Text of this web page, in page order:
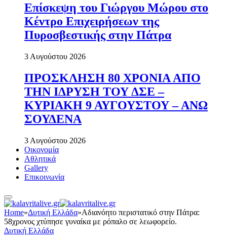
Επίσκεψη του Γιώργου Μώρου στο
Κέντρο Επιχειρήσεων της
Πυροσβεστικής στην Πάτρα
3 Αυγούστου 2026
ΠΡΟΣΚΛΗΣΗ 80 ΧΡΟΝΙΑ ΑΠΟ
ΤΗΝ ΙΔΡΥΣΗ ΤΟΥ ΔΣΕ –
ΚΥΡΙΑΚΗ 9 ΑΥΓΟΥΣΤΟΥ – ΑΝΩ
ΣΟΥΔΕΝΑ
3 Αυγούστου 2026
Οικονομία
Αθλητικά
Gallery
Επικοινωνία
Home»Δυτική Ελλάδα»Αδιανόητο περιστατικό στην Πάτρα:
58χρονος χτύπησε γυναίκα με ρόπαλο σε λεωφορείο.
Δυτική Ελλάδα